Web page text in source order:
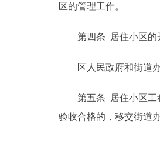
DEUTSCH
区的管理工作。
第四条 居住小区的开
区人民政府和街道办
第五条 居住小区工程
验收合格的，移交街道